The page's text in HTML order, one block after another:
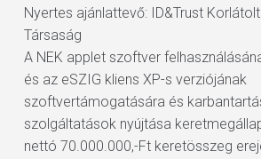
Nyertes ajánlattevő: ID&Trust
Társaság
A NEK applet szoftver
és az eSZIG kliens XP-s verziójának
szoftvertámogatására és
szolgáltatások nyújtása
nettó 70.000.000,-Ft keretösszeg